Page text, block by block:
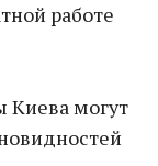
работе
Киева могут